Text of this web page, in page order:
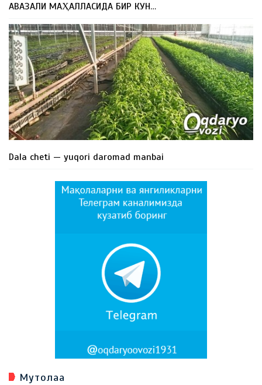
АВАЗАЛИ МАҲАЛЛАСИДА БИР КУН…
Dala cheti — yuqori daromad manbai
Мутолаа